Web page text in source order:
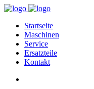
Startseite
Maschinen
Service
Ersatzteile
Kontakt